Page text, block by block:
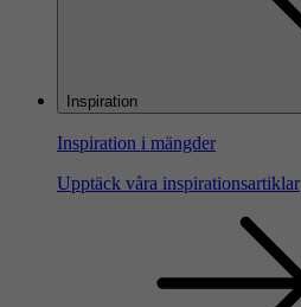
Inspiration
Inspiration i mängder
Upptäck våra inspirationsartiklar